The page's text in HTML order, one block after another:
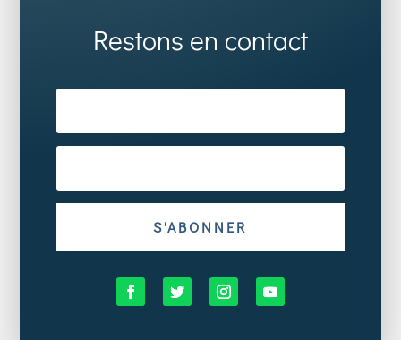
Restons en contact
S'ABONNER